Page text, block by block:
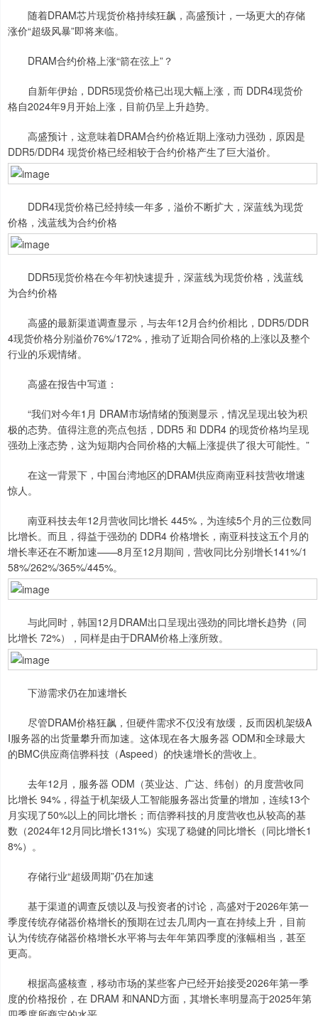
随着DRAM芯片现货价格持续狂飙，高盛预计，一场更大的存储
涨价“超级风暴”即将来临。
DRAM合约价格上涨“箭在弦上”？
自新年伊始，DDR5现货价格已出现大幅上涨，而 DDR4现货价
格自2024年9月开始上涨，目前仍呈上升趋势。
高盛预计，这意味着DRAM合约价格近期上涨动力强劲，原因是
DDR5/DDR4 现货价格已经相较于合约价格产生了巨大溢价。
DDR4现货价格已经持续一年多，溢价不断扩大，深蓝线为现货
价格，浅蓝线为合约价格
DDR5现货价格在今年初快速提升，深蓝线为现货价格，浅蓝线
为合约价格
高盛的最新渠道调查显示，与去年12月合约价相比，DDR5/DDR
4现货价格分别溢价76%/172%，推动了近期合同价格的上涨以及整个
行业的乐观情绪。
高盛在报告中写道：
“我们对今年1月 DRAM市场情绪的预测显示，情况呈现出较为积
极的态势。值得注意的亮点包括，DDR5 和 DDR4 的现货价格均呈现
强劲上涨态势，这为短期内合同价格的大幅上涨提供了很大可能性。”
在这一背景下，中国台湾地区的DRAM供应商南亚科技营收增速
惊人。
南亚科技去年12月营收同比增长 445%，为连续5个月的三位数同
比增长。而且，得益于强劲的 DDR4 价格增长，南亚科技这五个月的
增长率还在不断加速——8月至12月期间，营收同比分别增长141%/1
58%/262%/365%/445%。
与此同时，韩国12月DRAM出口呈现出强劲的同比增长趋势（同
比增长 72%），同样是由于DRAM价格上涨所致。
下游需求仍在加速增长
尽管DRAM价格狂飙，但硬件需求不仅没有放缓，反而因机架级A
I服务器的出货量攀升而加速。这体现在各大服务器 ODM和全球最大
的BMC供应商信骅科技（Aspeed）的快速增长的营收上。
去年12月，服务器 ODM（英业达、广达、纬创）的月度营收同
比增长 94%，得益于机架级人工智能服务器出货量的增加，连续13个
月实现了50%以上的同比增长；而信骅科技的月度营收也从较高的基
数（2024年12月同比增长131%）实现了稳健的同比增长（同比增长1
8%）。
存储行业“超级周期”仍在加速
基于渠道的调查反馈以及与投资者的讨论，高盛对于2026年第一
季度传统存储器价格增长的预期在过去几周内一直在持续上升，目前
认为传统存储器价格增长水平将与去年年第四季度的涨幅相当，甚至
更高。
根据高盛核查，移动市场的某些客户已经开始接受2026年第一季
度的价格报价，在 DRAM 和NAND方面，其增长率明显高于2025年第